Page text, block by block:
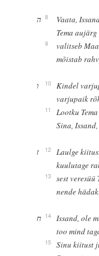
8 ה
Vaata,
Tema
9
valitseb
mõistab
10 ו
Kindel
varjupaik
11
Lootku
Sina,
12 ז
Laulge
kuulutage
13
sest veresüü
nende
14 ח
Issand, ole
too mind
15
Sinu kiitust